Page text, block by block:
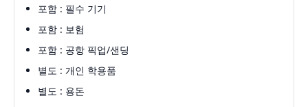
포함 : 필수 기기
포함 : 보험
포함 : 공항 픽업/샌딩
별도 : 개인 학용품
별도 : 용돈